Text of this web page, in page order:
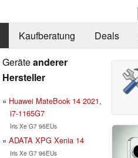
Kaufberatung Deals
Geräteanderer
Hersteller
Huawei MateBook 14 2021,
i7-1165G7
Iris Xe G7 96EUs
ADATA XPG Xenia 14
Iris Xe G7 96EUs